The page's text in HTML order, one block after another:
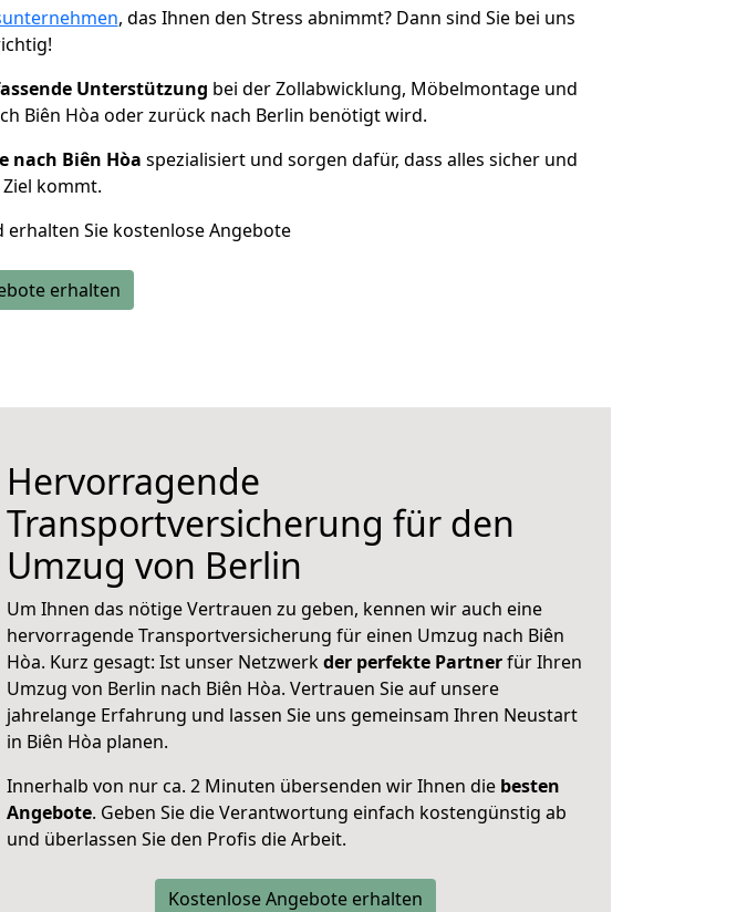
, das Ihnen den Stress abnimmt? Dann sind Sie bei uns
Unterstützung bei der Zollabwicklung, Möbelmontage und
Biên Hòa oder zurück nach Berlin benötigt wird.
nach Biên Hòa spezialisiert und sorgen dafür, dass alles sicher und
kommt.
erhalten Sie kostenlose Angebote
erhalten
Hervorragende
Transportversicherung für den
Umzug von Berlin
Um Ihnen das nötige Vertrauen zu geben, kennen wir auch eine
hervorragende Transportversicherung für einen Umzug nach Biên
Hòa. Kurz gesagt: Ist unser Netzwerkder perfekte Partnerfür Ihren
Umzug von Berlin nach Biên Hòa. Vertrauen Sie auf unsere
jahrelange Erfahrung und lassen Sie uns gemeinsam Ihren Neustart
in Biên Hòa planen.
Innerhalb von nur ca. 2 Minuten übersenden wir Ihnen die besten
Angebote. Geben Sie die Verantwortung einfach kostengünstig ab
und überlassen Sie den Profis die Arbeit.
Kostenlose Angebote erhalten